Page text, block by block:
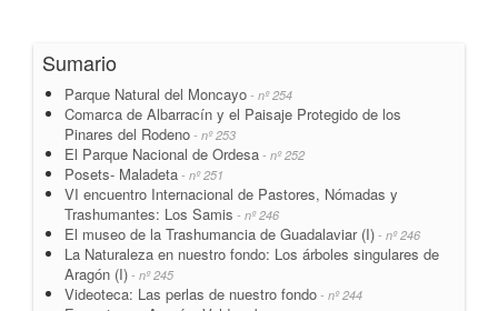
Sumario
Parque Natural del Moncayo - nº 254
Comarca de Albarracín y el Paisaje Protegido de los
Pinares del Rodeno - nº 253
El Parque Nacional de Ordesa - nº 252
Posets- Maladeta - nº 251
VI encuentro Internacional de Pastores, Nómadas y
Trashumantes: Los Samis - nº 246
El museo de la Trashumancia de Guadalaviar (I) - nº 246
La Naturaleza en nuestro fondo: Los árboles singulares de
Aragón (I) - nº 245
Videoteca: Las perlas de nuestro fondo - nº 244